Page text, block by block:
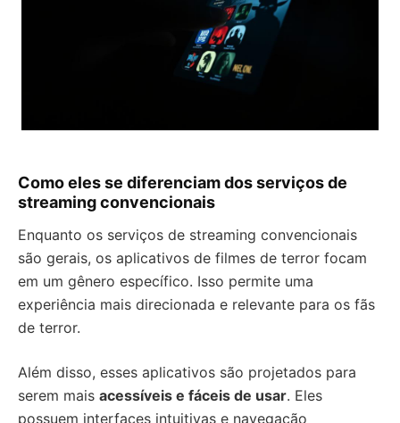
Como eles se diferenciam dos serviços de
streaming convencionais
Enquanto os serviços de streaming convencionais
são gerais, os aplicativos de filmes de terror focam
em um gênero específico. Isso permite uma
experiência mais direcionada e relevante para os fãs
de terror.
Além disso, esses aplicativos são projetados para
serem mais acessíveis e fáceis de usar. Eles
possuem interfaces intuitivas e navegação